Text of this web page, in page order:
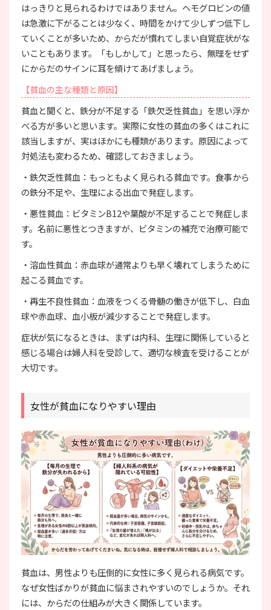
はっきりと見られるわけではありません。ヘモグロビンの値
は急激に下がることは少なく、時間をかけて少しずつ低下し
ていくことが多いため、からだが慣れてしまい自覚症状がな
いこともあります。「もしかして」と思ったら、無理をせず
にからだのサインに耳を傾けてあげましょう。
【貧血の主な種類と原因】
貧血と聞くと、鉄分が不足する「鉄欠乏性貧血」を思い浮か
べる方が多いと思います。実際に女性の貧血の多くはこれに
該当しますが、実はほかにも種類があります。原因によって
対処法も変わるため、確認しておきましょう。
・鉄欠乏性貧血：もっともよく見られる貧血です。食事から
の鉄分不足や、生理による出血で発症します。
・悪性貧血：ビタミンB12や葉酸が不足することで発症しま
す。名前に悪性とつきますが、ビタミンの補充で治療可能で
す。
・溶血性貧血：赤血球が通常よりも早く壊れてしまうために
起こる貧血です。
・再生不良性貧血：血液をつくる骨髄の働きが低下し、白血
球や赤血球、血小板が減少することで発症します。
症状が気になるときは、まずは内科、生理に関係していると
感じる場合は婦人科を受診して、適切な検査を受けることが
大切です。
女性が貧血になりやすい理由
貧血は、男性よりも圧倒的に女性に多く見られる病気です。
なぜ女性ばかりが貧血に悩まされやすいのでしょうか。それ
には、からだの仕組みが大きく関係しています。